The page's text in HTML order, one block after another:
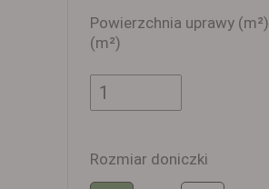
Powierzchnia uprawy (m²)
(m²)
Rozmiar doniczki